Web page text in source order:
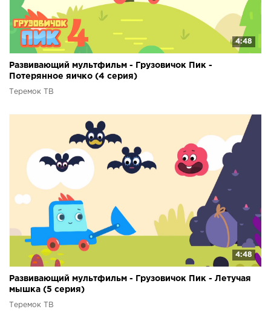
4:48
Развивающий мультфильм - Грузовичок Пик -
Потерянное яичко (4 серия)
Теремок ТВ
4:48
Развивающий мультфильм - Грузовичок Пик - Летучая
мышка (5 серия)
Теремок ТВ